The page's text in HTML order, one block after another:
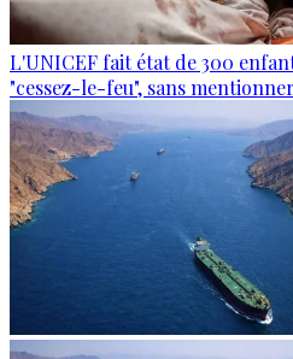
L'UNICEF fait état de 300
"cessez-le-feu", sans